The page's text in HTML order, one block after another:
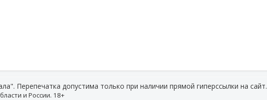
Перепечатка допустима только при наличии прямой гиперссылки на сайт.
и России. 18+